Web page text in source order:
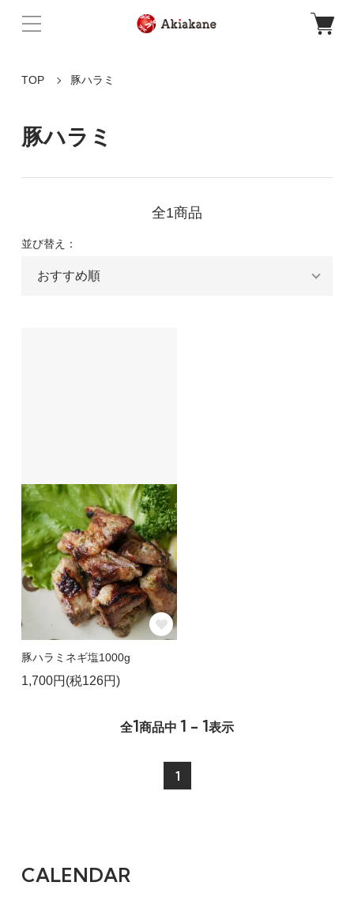
TOP 豚ハラミ
豚ハラミ
全1商品
並び替え：
豚ハラミネギ塩1000g
1,700円(税126円)
全1商品中 1 - 1表示
1
CALENDAR